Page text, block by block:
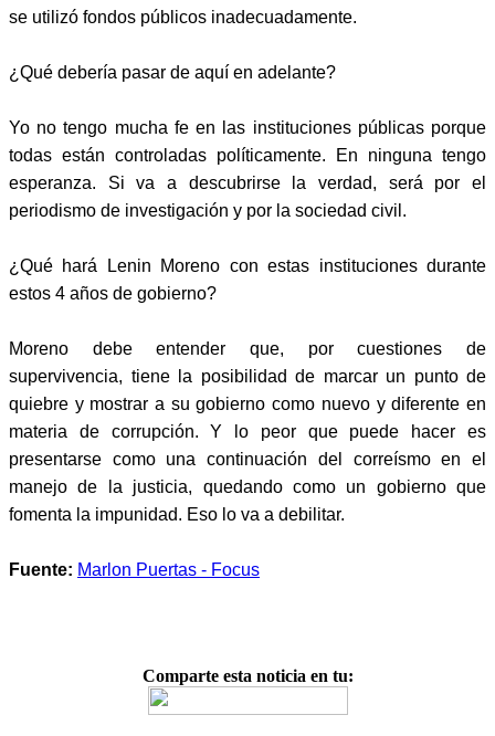
se utilizó fondos públicos inadecuadamente.
¿Qué debería pasar de aquí en adelante?
Yo no tengo mucha fe en las instituciones públicas porque
todas están controladas políticamente. En ninguna tengo
esperanza. Si va a descubrirse la verdad, será por el
periodismo de investigación y por la sociedad civil.
¿Qué hará Lenin Moreno con estas instituciones durante
estos 4 años de gobierno?
Moreno debe entender que, por cuestiones de
supervivencia, tiene la posibilidad de marcar un punto de
quiebre y mostrar a su gobierno como nuevo y diferente en
materia de corrupción. Y lo peor que puede hacer es
presentarse como una continuación del correísmo en el
manejo de la justicia, quedando como un gobierno que
fomenta la impunidad. Eso lo va a debilitar.
Fuente: Marlon Puertas - Focus
Comparte esta noticia en tu: